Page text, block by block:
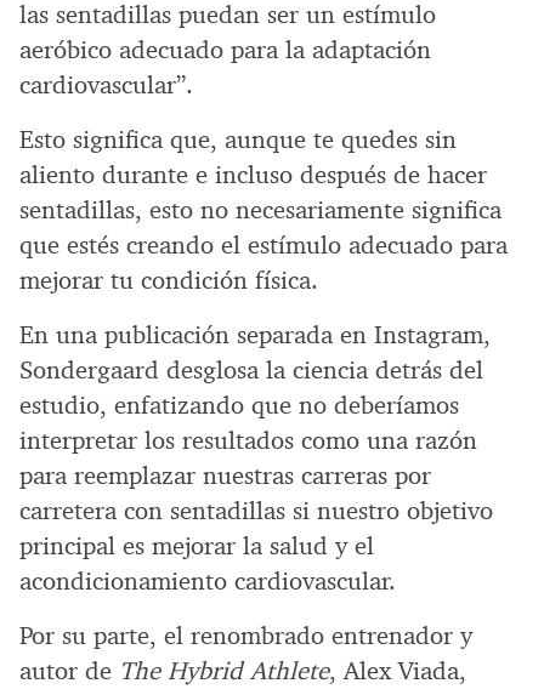
las sentadillas puedan ser un estímulo
aeróbico adecuado para la adaptación
cardiovascular”.
Esto significa que, aunque te quedes sin
aliento durante e incluso después de hacer
sentadillas, esto no necesariamente significa
que estés creando el estímulo adecuado para
mejorar tu condición física.
En una publicación separada en Instagram,
Sondergaard desglosa la ciencia detrás del
estudio, enfatizando que no deberíamos
interpretar los resultados como una razón
para reemplazar nuestras carreras por
carretera con sentadillas si nuestro objetivo
principal es mejorar la salud y el
acondicionamiento cardiovascular.
Por su parte, el renombrado entrenador y
autor de The Hybrid Athlete, Alex Viada,